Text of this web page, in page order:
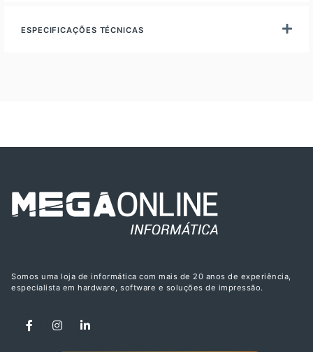
ESPECIFICAÇÕES TÉCNICAS
Somos uma loja de informática com mais de 20 anos de experiência,
especialista em hardware, software e soluções de impressão.